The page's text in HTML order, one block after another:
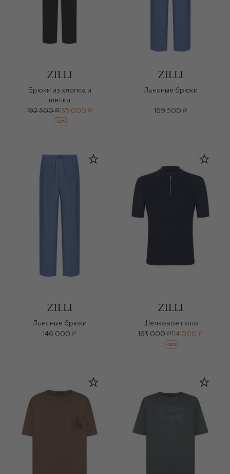
Брюки из хлопка и
шелка
192 500 ₽ 135 000 ₽
-30%
Льняные брюки
169 500 ₽
Льняные брюки
146 000 ₽
Шелковое поло
163 000 ₽ 114 000 ₽
-30%